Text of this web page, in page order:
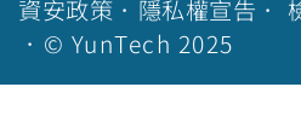
資安政策 ． 隱私權宣告 ．
．© YunTech 2025